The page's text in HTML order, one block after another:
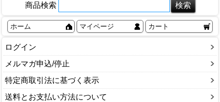
商品検索
ホーム マイページ カート
ログイン
メルマガ申込/停止
特定商取引法に基づく表示
送料とお支払い方法について